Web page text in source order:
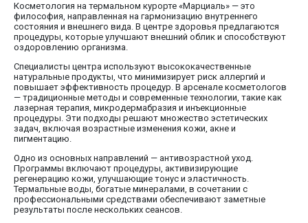
Косметология на термальном курорте «Марциаль» — это
философия, направленная на гармонизацию внутреннего
состояния и внешнего вида. В центре здоровья предлагаются
процедуры, которые улучшают внешний облик и способствуют
оздоровлению организма.
Специалисты центра используют высококачественные
натуральные продукты, что минимизирует риск аллергий и
повышает эффективность процедур. В арсенале косметологов
— традиционные методы и современные технологии, такие как
лазерная терапия, микродермабразия и инъекционные
процедуры. Эти подходы решают множество эстетических
задач, включая возрастные изменения кожи, акне и
пигментацию.
Одно из основных направлений — антивозрастной уход.
Программы включают процедуры, активизирующие
регенерацию кожи, улучшающие тонус и эластичность.
Термальные воды, богатые минералами, в сочетании с
профессиональными средствами обеспечивают заметные
результаты после нескольких сеансов.